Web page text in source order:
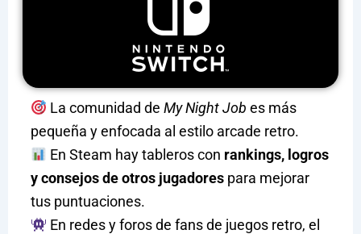
La comunidad deMy Night Job es más
pequeña y enfocada al estilo arcade retro.
En Steam hay tableros con rankings, logros
y consejos de otros jugadorespara mejorar
tus puntuaciones.
En redes y foros de fans de juegos retro, el